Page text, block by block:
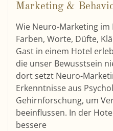
Marketing &
Wie Neuro-Marketing
Farben, Worte, Düfte,
Gast in einem Hotel
die unser Bewusstsein
dort setzt Neuro-
Erkenntnisse aus
Gehirnforschung, um
beeinflussen. In der
bessere